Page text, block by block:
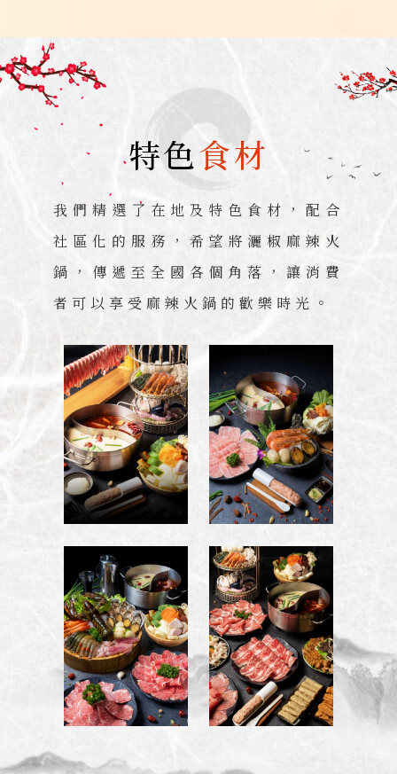
特色食材
我們精選了在地及特色食材，配合
社區化的服務，希望將灑椒麻辣火
鍋，傳遞至全國各個角落，讓消費
者可以享受麻辣火鍋的歡樂時光。